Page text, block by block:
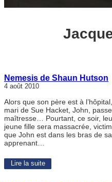
Nemesis de Shaun Hutson
4 août 2010
Alors que son père est à
mari de Sue Hacket, John,
maîtresse… Pourtant, ce soir,
jeune fille sera massacrée,
que John est dans les bras de
apprenant…
Lire la suite